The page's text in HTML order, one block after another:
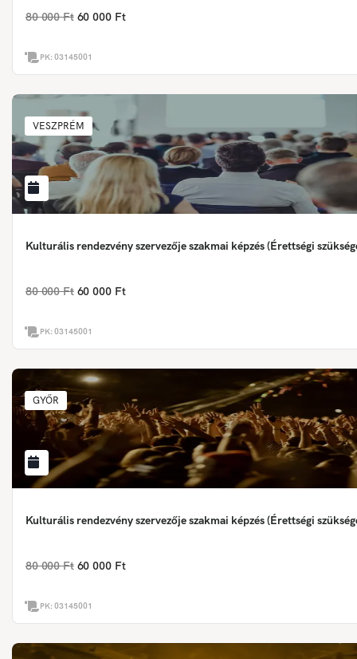
80 000 Ft 60 000 Ft
PK:03145001
VESZPRÉM
Kulturális rendezvény szervezője szakmai képzés (Érettségi
80 000 Ft 60 000 Ft
PK:03145001
GYŐR
Kulturális rendezvény szervezője szakmai képzés (Érettségi
80 000 Ft 60 000 Ft
PK:03145001